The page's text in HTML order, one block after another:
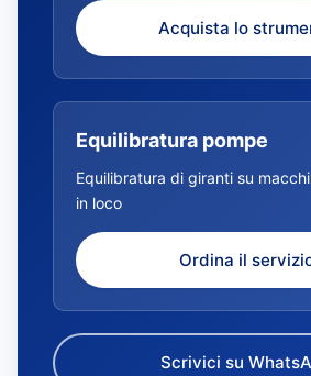
Acquista lo
Equilibratura pompe
Equilibratura di giranti su
in loco
Ordina il
Scrivici su